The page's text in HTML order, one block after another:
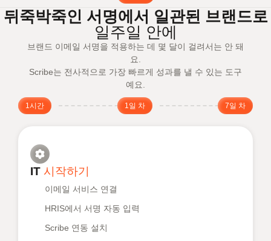
뒤죽박죽인 서명에서 일관된 브랜드로
일주일 안에
브랜드 이메일 서명을 적용하는 데 몇 달이 걸려서는 안 돼
요.
Scribe는 전사적으로 가장 빠르게 성과를 낼 수 있는 도구
예요.
1시간 1일 차 7일 차
IT 시작하기
이메일 서비스 연결
HRIS에서 서명 자동 입력
Scribe 연동 설치